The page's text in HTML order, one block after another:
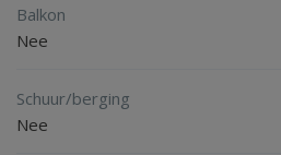
Balkon
Nee
Schuur/berging
Nee